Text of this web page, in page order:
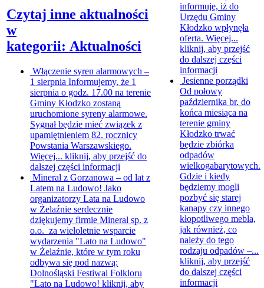
Czytaj inne aktualności
w
kategorii: Aktualności
Włączenie syren alarmowych –
1 sierpnia Informujemy, że 1
sierpnia o godz. 17.00 na terenie
Gminy Kłodzko zostaną
uruchomione syreny alarmowe.
Sygnał będzie mieć związek z
upamiętnieniem 82. rocznicy
Powstania Warszawskiego.
Więcej... kliknij, aby przejść do
dalszej części informacji
Mineral z Gorzanowa – od lat z
Latem na Ludowo! Jako
organizatorzy Lata na Ludowo
w Żelaźnie serdecznie
dziękujemy firmie Mineral sp. z
o.o. za wieloletnie wsparcie
wydarzenia "Lato na Ludowo"
w Żelaźnie, które w tym roku
odbywa się pod nazwą:
Dolnośląski Festiwal Folkloru
"Lato na Ludowo! kliknij, aby
informuję, iż do
Urzędu Gminy
Kłodzko wpłynęła
oferta. Więcej...
kliknij, aby przejść
do dalszej części
informacji
Jesienne porządki
Od połowy
października br. do
końca miesiąca na
terenie gminy
Kłodzko trwać
będzie zbiórka
odpadów
wielkogabarytowych.
Gdzie i kiedy
będziemy mogli
pozbyć się starej
kanapy czy innego
kłopotliwego mebla,
jak również, co
należy do tego
rodzaju odpadów –...
kliknij, aby przejść
do dalszej części
informacji